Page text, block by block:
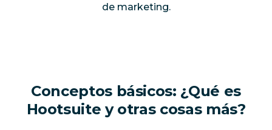
de marketing.
Conceptos básicos: ¿Qué es
Hootsuite y otras cosas más?